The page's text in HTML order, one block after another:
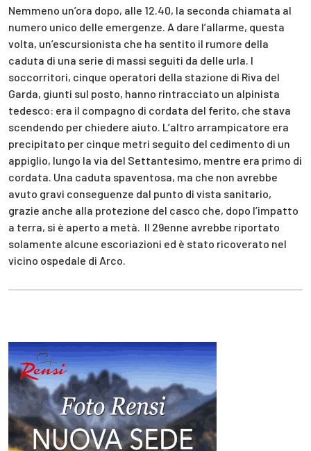
Nemmeno un’ora dopo, alle 12.40, la seconda chiamata al
numero unico delle emergenze. A dare l’allarme, questa
volta, un’escursionista che ha sentito il rumore della
caduta di una serie di massi seguiti da delle urla. I
soccorritori, cinque operatori della stazione di Riva del
Garda, giunti sul posto, hanno rintracciato un alpinista
tedesco: era il compagno di cordata del ferito, che stava
scendendo per chiedere aiuto. L’altro arrampicatore era
precipitato per cinque metri seguito del cedimento di un
appiglio, lungo la via del Settantesimo, mentre era primo di
cordata. Una caduta spaventosa, ma che non avrebbe
avuto gravi conseguenze dal punto di vista sanitario,
grazie anche alla protezione del casco che, dopo l’impatto
a terra, si è aperto a metà. Il 29enne avrebbe riportato
solamente alcune escoriazioni ed è stato ricoverato nel
vicino ospedale di Arco.